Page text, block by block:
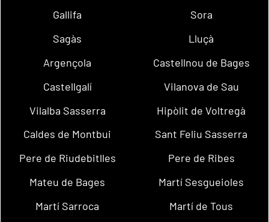
Gallifa
Sora
Sagàs
Lluçà
Argençola
Castellnou de Bages
Castellgalí
Vilanova de Sau
Vilalba Sasserra
Hipòlit de Voltregà
Caldes de Montbui
Sant Feliu Sasserra
Pere de Riudebitlles
Pere de Ribes
Mateu de Bages
Martí Sesgueioles
Martí Sarroca
Martí de Tous